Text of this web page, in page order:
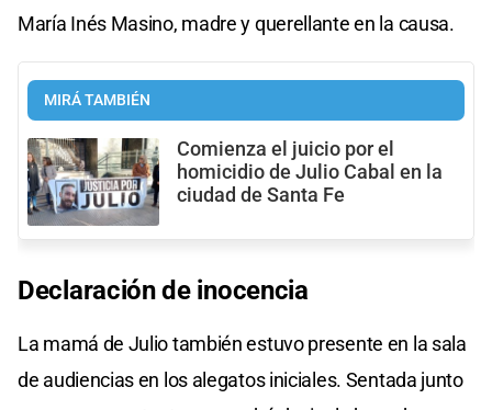
María Inés Masino, madre y querellante en la causa.
MIRÁ TAMBIÉN
Comienza el juicio por el
homicidio de Julio Cabal en la
ciudad de Santa Fe
Declaración de inocencia
La mamá de Julio también estuvo presente en la sala
de audiencias en los alegatos iniciales. Sentada junto